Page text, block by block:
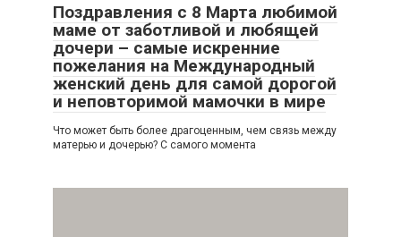
Поздравления с 8 Марта любимой
маме от заботливой и любящей
дочери – самые искренние
пожелания на Международный
женский день для самой дорогой
и неповторимой мамочки в мире
Что может быть более драгоценным, чем связь между
матерью и дочерью? С самого момента